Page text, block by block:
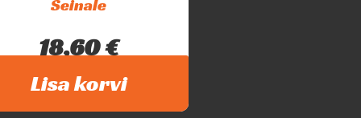
Seinale
18,60€
Intar Metabo 18v akude hoidik....
Lisa korvi